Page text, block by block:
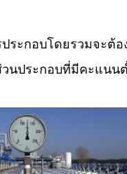
ระกอบโดยรวมจะต้อ
นประกอบที่มีคะแนน